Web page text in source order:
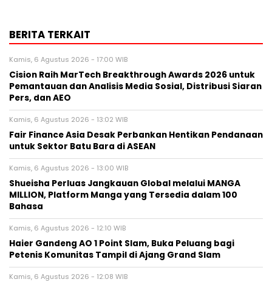
BERITA TERKAIT
Kamis, 6 Agustus 2026 - 17:00 WIB
Cision Raih MarTech Breakthrough Awards 2026 untuk
Pemantauan dan Analisis Media Sosial, Distribusi Siaran
Pers, dan AEO
Kamis, 6 Agustus 2026 - 13:02 WIB
Fair Finance Asia Desak Perbankan Hentikan Pendanaan
untuk Sektor Batu Bara di ASEAN
Kamis, 6 Agustus 2026 - 13:00 WIB
Shueisha Perluas Jangkauan Global melalui MANGA
MILLION, Platform Manga yang Tersedia dalam 100
Bahasa
Kamis, 6 Agustus 2026 - 12:10 WIB
Haier Gandeng AO 1 Point Slam, Buka Peluang bagi
Petenis Komunitas Tampil di Ajang Grand Slam
Kamis, 6 Agustus 2026 - 12:08 WIB